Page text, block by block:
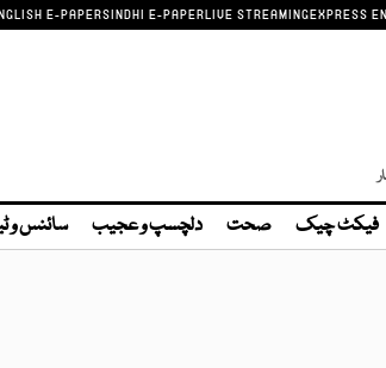
E-PAPERSINDHI E-PAPERLIVE STREAMINGEXPRESS
فیکٹ چیک صحت دلچسپ و عجیب سائنس و